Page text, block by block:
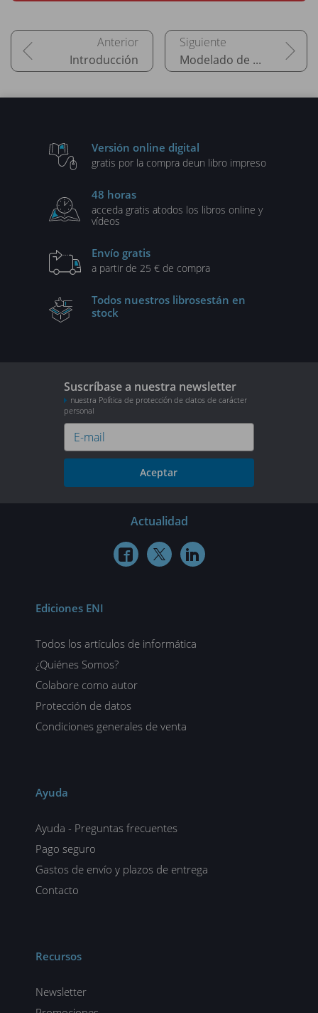
Introducción Modelado de datos
Versión online digital
gratis por la compra deun libro impreso
48 horas
acceda gratis atodos los libros online y
vídeos
Envío gratis
a partir de 25 € de compra
Todos nuestros librosestán en
stock
Suscríbase a nuestra newsletter
nuestra Política de protección de datos de carácter
personal
Aceptar
Actualidad
  
Ediciones ENI
Todos los artículos de informática
¿Quiénes Somos?
Colabore como autor
Protección de datos
Condiciones generales de venta
Ayuda
Ayuda - Preguntas frecuentes
Pago seguro
Gastos de envío y plazos de entrega
Contacto
Recursos
Newsletter